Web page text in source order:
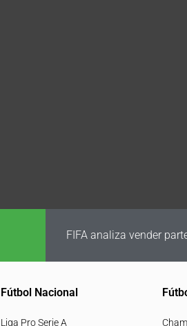
FIFA analiza vender
Fútbol Nacional
Liga Pro Serie A